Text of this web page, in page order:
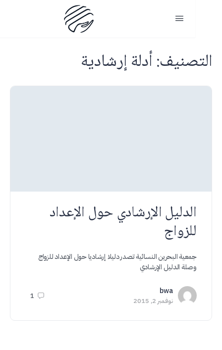
أدلة إرشادية
الدليل الإرشادي حول الإعداد
للزواج
جمعية البحرين النسائية تصدر دليلا إرشاديا حول الإعداد للزواج
وصلة الدليل الإرشادي
bwa
نوفمبر 2, 2015
1